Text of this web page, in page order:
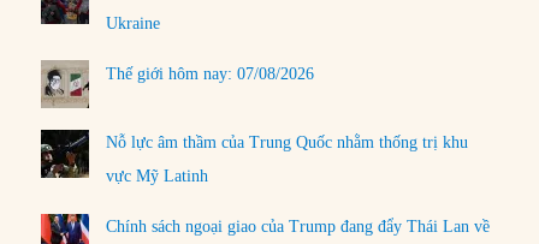
Ukraine
Thế giới hôm nay: 07/08/2026
Nỗ lực âm thầm của Trung Quốc nhằm thống trị khu
vực Mỹ Latinh
Chính sách ngoại giao của Trump đang đẩy Thái Lan về